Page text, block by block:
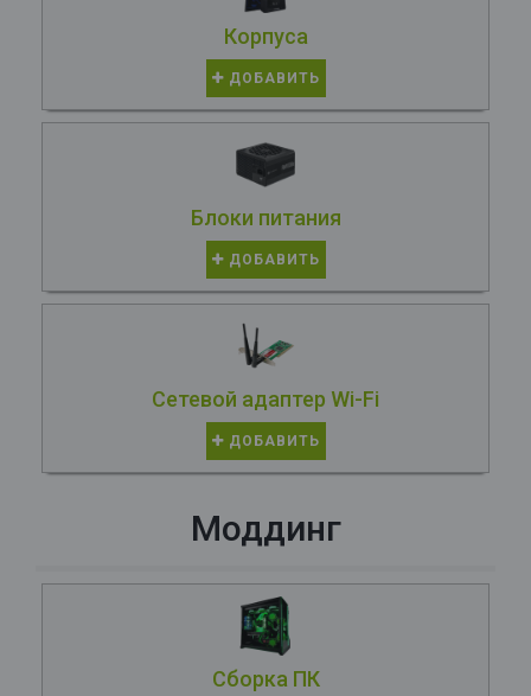
Корпуса
ДОБАВИТЬ
Блоки питания
ДОБАВИТЬ
Сетевой адаптер Wi-Fi
ДОБАВИТЬ
Моддинг
Сборка ПК